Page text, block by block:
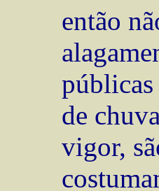
então
de
vigor,